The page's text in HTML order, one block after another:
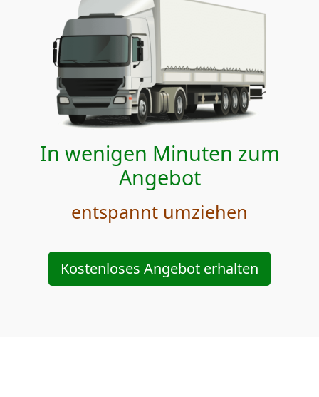
In wenigen Minuten zum
Angebot
entspannt umziehen
Kostenloses Angebot erhalten